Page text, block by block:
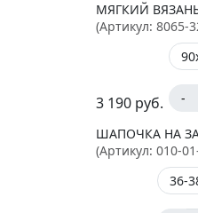
МЯГКИЙ
(Артикул: 8065-
3 190 руб. -
ШАПОЧКА НА
(Артикул: 010-